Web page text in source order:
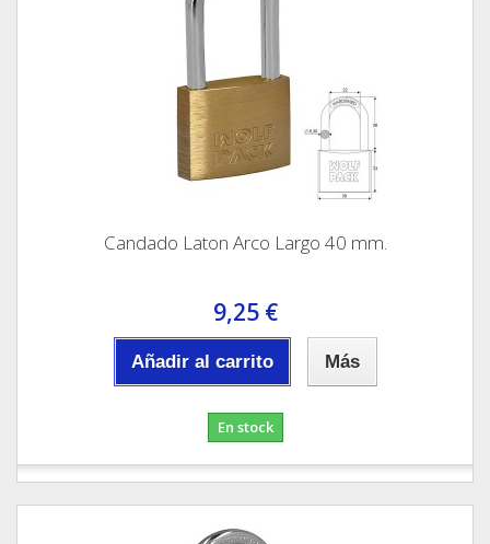
Candado Laton Arco Largo 40 mm.
9,25 €
Añadir al carrito Más
En stock